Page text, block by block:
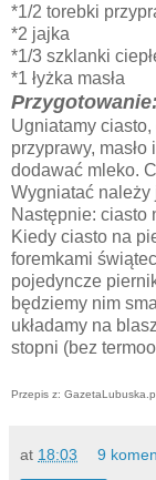
*1/2 torebki
*2 jajka
*1/3 szklanki
*1 łyżka masła
Przygotowanie:
Ugniatamy
przyprawy,
dodawać mleko.
Wygniatać należy
Następnie: ciasto
Kiedy ciasto na
foremkami
pojedyncze
będziemy nim
układamy na
stopni (bez
Przepis z:
at 18:03 9